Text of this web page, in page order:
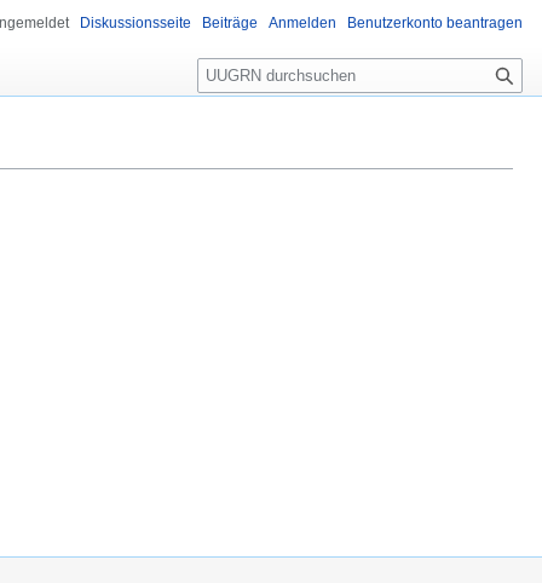
Diskussionsseite Beiträge Anmelden Benutzerkonto beantragen
Suche